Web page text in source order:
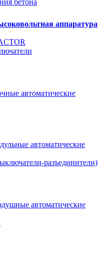
бетона
аппаратура
автоматические
автоматические
разъединители)
автоматические